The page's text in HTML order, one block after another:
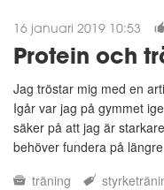
16 januari 2019 10:53
Protein och
Jag tröstar mig med en
Igår var jag på gymmet
säker på att jag är
behöver fundera på
träning